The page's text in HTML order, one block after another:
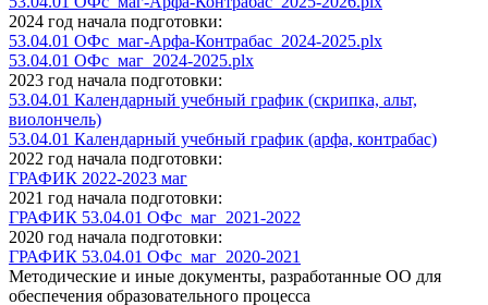
2024 год начала подготовки:
53.04.01 ОФс_маг-Арфа-Контрабас_2024-2025.plx
53.04.01 ОФс_маг_2024-2025.plx
2023 год начала подготовки:
53.04.01 Календарный учебный график (скрипка, альт,
виолончель)
53.04.01 Календарный учебный график (арфа, контрабас)
2022 год начала подготовки:
ГРАФИК 2022-2023 маг
2021 год начала подготовки:
ГРАФИК 53.04.01 ОФс_маг_2021-2022
2020 год начала подготовки:
ГРАФИК 53.04.01 ОФс_маг_2020-2021
Методические и иные документы, разработанные ОО для
обеспечения образовательного процесса